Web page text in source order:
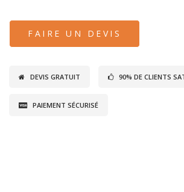
FAIRE UN DEVIS
DEVIS GRATUIT 90% DE CLIENTS
PAIEMENT SÉCURISÉ